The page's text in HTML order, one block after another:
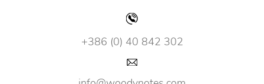
+386 (0) 40 842 302